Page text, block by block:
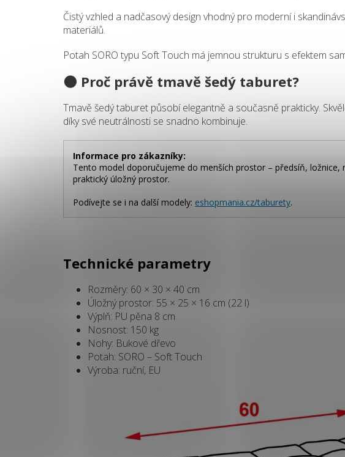
Čistý vzhled a nadčasový design vhodný pro moderní i
materiálů.
Potah SORO typu Soft Touch má jemnou strukturu s efektem
🌑 Proč právě tmavě šedý taburet?
Tmavě šedý taburet působí elegantně a současně prakticky.
díky své neutrálnosti se snadno kombinuje.
Informace pro zákazníky:
Tento model doporučujeme do menších prostor – předsíň, ložnice,
praktický úložný prostor.
Podívejte se i na další modely: eshopmania.cz/taburety.
Technické parametry
Rozměry: 60 × 30 × 40 cm
Úložný prostor: 55 × 25 × 16 cm (22 l)
Výplň: PU pěna 8 cm
Nosnost: 150 kg
Nohy: Bukové dřevo
Potah: SORO – Soft Touch
Výroba: ruční, EU